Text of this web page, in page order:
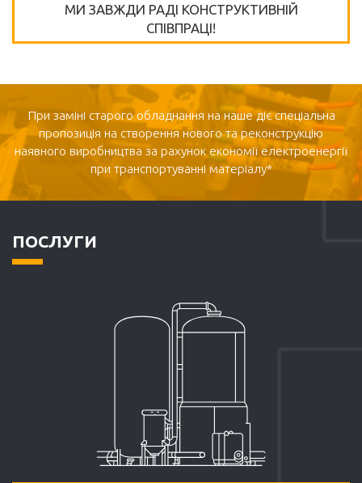
МИ ЗАВЖДИ РАДІ КОНСТРУКТИВНІЙ
СПІВПРАЦІ!
При заміні старого обладнання на наше діє спеціальна
пропозиція на створення нового та реконструкцію
наявного виробництва за рахунок економії електроенергії
при транспортуванні матеріалу*
ПОСЛУГИ